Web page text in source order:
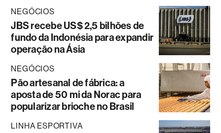
NEGÓCIOS
JBS recebe US$ 2,5 bilhões de
fundo da Indonésia para expandir
operação na Ásia
NEGÓCIOS
Pão artesanal de fábrica: a
aposta de 50 mi da Norac para
popularizar brioche no Brasil
LINHA ESPORTIVA